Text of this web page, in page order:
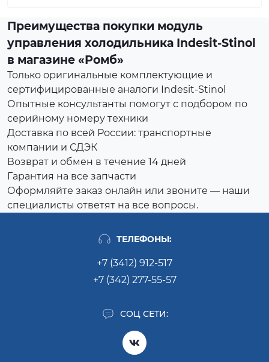
Преимущества покупки модуль
управления холодильника Indesit-Stinol
в магазине «Ромб»
Только оригинальные комплектующие и
сертифицированные аналоги Indesit-Stinol
Опытные консультанты помогут с подбором по
серийному номеру техники
Доставка по всей России: транспортные
компании и СДЭК
Возврат и обмен в течение 14 дней
Гарантия на все запчасти
Оформляйте заказ онлайн или звоните — наши
специалисты ответят на все вопросы.
ТЕЛЕФОНЫ:
+7 (3412) 912-517
+7 (342) 277-55-57
СОЦ СЕТИ: